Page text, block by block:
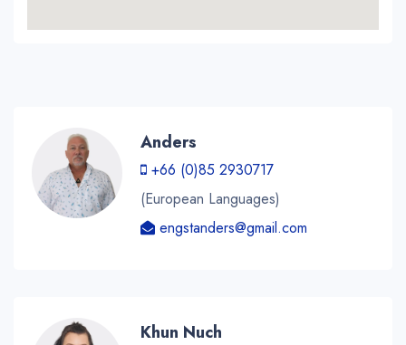
Anders
+66 (0)85 2930717
(European Languages)
engstanders@gmail.com
Khun Nuch